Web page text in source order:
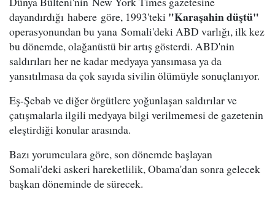
dayandırdığı habere göre, 1993'teki "Karaşahin düştü"
operasyonundan bu yana Somali'deki ABD varlığı, ilk kez
bu dönemde, olağanüstü bir artış gösterdi. ABD'nin
saldırıları her ne kadar medyaya yansımasa ya da
yansıtılmasa da çok sayıda sivilin ölümüyle sonuçlanıyor.
Eş-Şebab ve diğer örgütlere yoğunlaşan saldırılar ve
çatışmalarla ilgili medyaya bilgi verilmemesi de gazetenin
eleştirdiği konular arasında.
Bazı yorumculara göre, son dönemde başlayan
Somali'deki askeri hareketlilik, Obama'dan sonra gelecek
başkan döneminde de sürecek.